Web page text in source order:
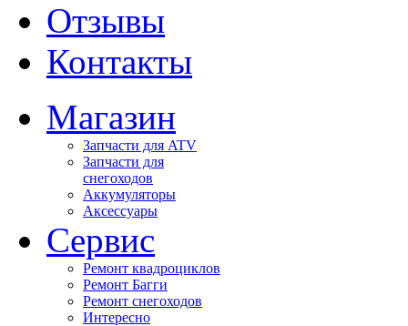
Отзывы
Контакты
Магазин
Запчасти для ATV
Запчасти для
снегоходов
Аккумуляторы
Аксессуары
Сервис
Ремонт квадроциклов
Ремонт Багги
Ремонт снегоходов
Интересно